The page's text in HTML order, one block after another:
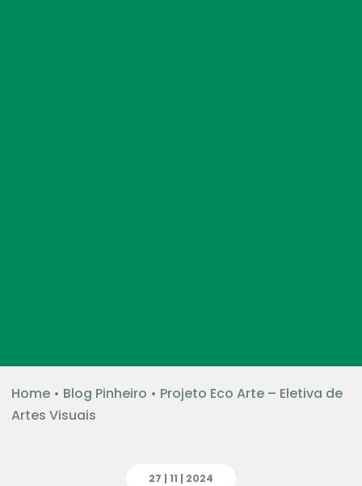
Home• Blog Pinheiro • Projeto Eco Arte – Eletiva de
Artes Visuais
27 | 11 | 2024